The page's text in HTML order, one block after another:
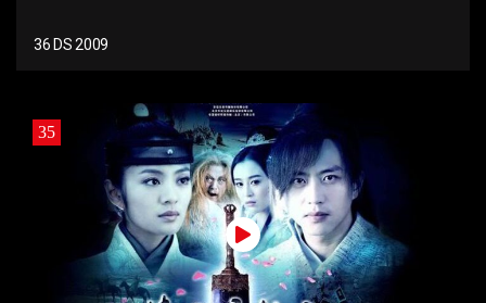
36 DS 2009
35